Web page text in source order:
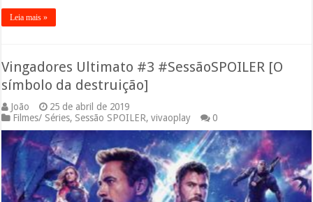
Leia mais »
Vingadores Ultimato #3 #SessãoSPOILER [O
símbolo da destruição]
João
25 de abril de 2019
Filmes/ Séries, Sessão SPOILER,vivaoplay 0